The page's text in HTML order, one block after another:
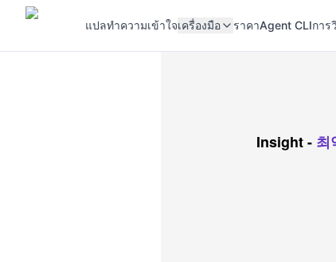
แปลทำความเข้าใจเครื่องมือ ราคาAgent CLIการ
Insight- 최